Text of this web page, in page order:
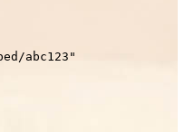
abc123"